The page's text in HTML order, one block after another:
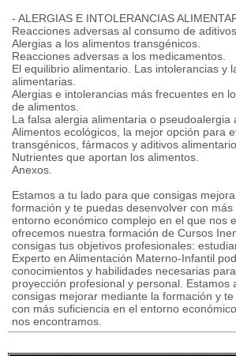
- ALERGIAS E INTOLERANCIAS
Reacciones adversas al consumo de
Alergias a los alimentos transgénicos.
Reacciones adversas a los medicamentos.
El equilibrio alimentario. Las intolerancias y
alimentarias.
Alergias e intolerancias más frecuentes en
de alimentos.
La falsa alergia alimentaria o pseudoalergia
Alimentos ecológicos, la mejor opción para
transgénicos, fármacos y aditivos
Nutrientes que aportan los alimentos.
Anexos.
Estamos a tu lado para que consigas
formación y te puedas desenvolver con
entorno económico complejo en el que nos
ofrecemos nuestra formación de Cursos
consigas tus objetivos profesionales:
Experto en Alimentación Materno-Infantil
conocimientos y habilidades necesarias
proyección profesional y personal. Estamos
consigas mejorar mediante la formación y
con más suficiencia en el entorno
nos encontramos.